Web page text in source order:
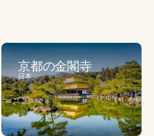
京都の金閣寺
日本